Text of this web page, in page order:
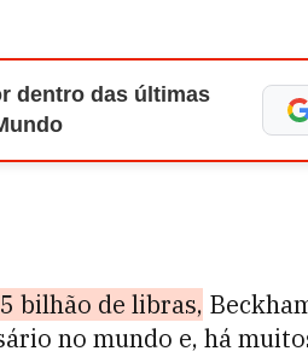
dentro das últimas
bilhão de libras,
no mundo e, há